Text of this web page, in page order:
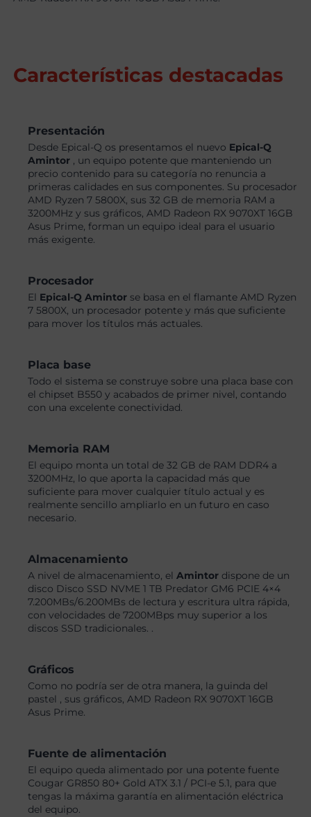
Características destacadas
Presentación
Desde Epical-Q os presentamos el nuevo Epical-Q
Amintor , un equipo potente que manteniendo un
precio contenido para su categoría no renuncia a
primeras calidades en sus componentes. Su procesador
AMD Ryzen 7 5800X, sus 32 GB de memoria RAM a
3200MHz y sus gráficos, AMD Radeon RX 9070XT 16GB
Asus Prime, forman un equipo ideal para el usuario
más exigente.
Procesador
El Epical-Q Amintor se basa en el flamante AMD Ryzen
7 5800X, un procesador potente y más que suficiente
para mover los títulos más actuales.
Placa base
Todo el sistema se construye sobre una placa base con
el chipset B550 y acabados de primer nivel, contando
con una excelente conectividad.
Memoria RAM
El equipo monta un total de 32 GB de RAM DDR4 a
3200MHz, lo que aporta la capacidad más que
suficiente para mover cualquier título actual y es
realmente sencillo ampliarlo en un futuro en caso
necesario.
Almacenamiento
A nivel de almacenamiento, elAmintor dispone de un
disco Disco SSD NVME 1 TB Predator GM6 PCIE 4×4
7.200MBs/6.200MBs de lectura y escritura ultra rápida,
con velocidades de 7200MBps muy superior a los
discos SSD tradicionales. .
Gráficos
Como no podría ser de otra manera, la guinda del
pastel , sus gráficos, AMD Radeon RX 9070XT 16GB
Asus Prime.
Fuente de alimentación
El equipo queda alimentado por una potente fuente
Cougar GR850 80+ Gold ATX 3.1 / PCI-e 5.1, para que
tengas la máxima garantía en alimentación eléctrica
del equipo.